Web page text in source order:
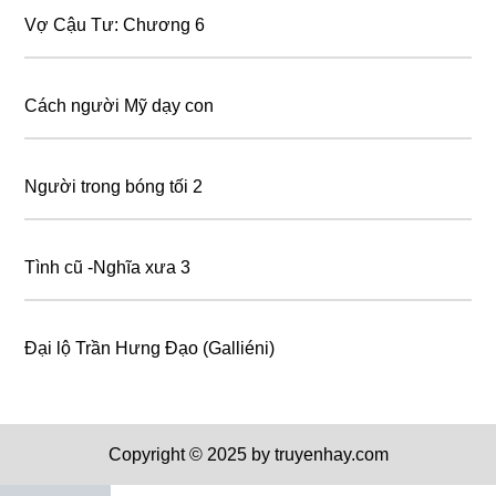
Vợ Cậu Tư: Chương 6
Cách người Mỹ dạy con
Người trong bóng tối 2
Tình cũ -Nghĩa xưa 3
Đại lộ Trần Hưng Đạo (Galliéni)
Copyright © 2025 by truyenhay.com